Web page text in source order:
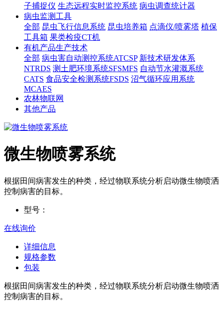
子捕捉仪 生态远程实时监控系统 病虫调查统计器
病虫监测工具
全部 昆虫飞行信息系统 昆虫培养箱 点滴仪/喷雾塔 植保
工具箱 果类检疫CT机
有机产品生产技术
全部 病虫害自动测控系统ATCSP 新技术研发体系
NTRDS 测土肥环境系统SFSMFS 自动节水灌溉系统
CATS 食品安全检测系统FSDS 沼气循环应用系统
MCAES
农林物联网
其他产品
微生物喷雾系统
根据田间病害发生的种类，经过物联系统分析启动微生物喷洒
控制病害的目标。
型号：
在线询价
详细信息
规格参数
包装
根据田间病害发生的种类，经过物联系统分析启动微生物喷洒
控制病害的目标。